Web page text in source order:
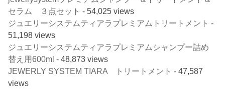
セラム ３点セット - 54,025 views
ジュエリーシステムティアラプレミアムトリートメント -
51,198 views
ジュエリーシステムティアラプレミアムシャンプー詰め
替え用600ml - 48,873 views
JEWERLY SYSTEM TIARA トリートメント - 47,587
views